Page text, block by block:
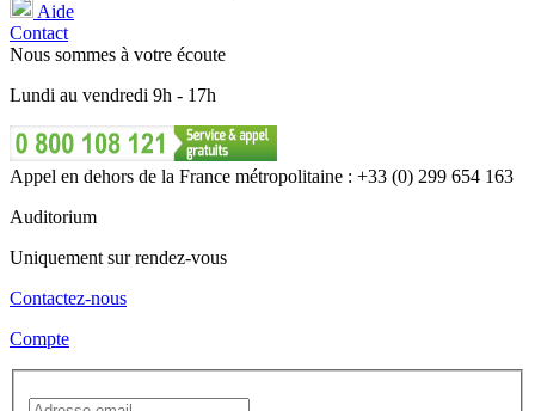
Aide
Contact
Nous sommes à votre écoute
Lundi au vendredi 9h - 17h
Appel en dehors de la France métropolitaine : +33 (0) 299 654 163
Auditorium
Uniquement sur rendez-vous
Contactez-nous
Compte